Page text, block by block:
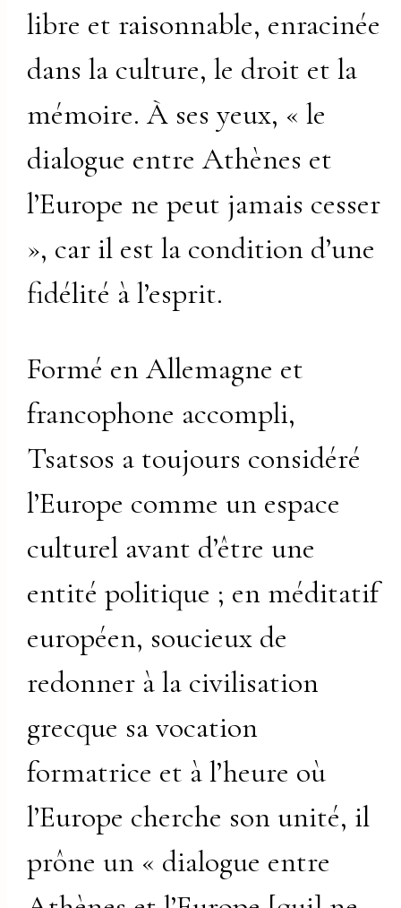
libre et raisonnable, enracinée
dans la culture, le droit et la
mémoire. À ses yeux, « le
dialogue entre Athènes et
l’Europe ne peut jamais cesser
», car il est la condition d’une
fidélité à l’esprit.
Formé en Allemagne et
francophone accompli,
Tsatsos a toujours considéré
l’Europe comme un espace
culturel avant d’être une
entité politique ; en méditatif
européen, soucieux de
redonner à la civilisation
grecque sa vocation
formatrice et à l’heure où
l’Europe cherche son unité, il
prône un « dialogue entre